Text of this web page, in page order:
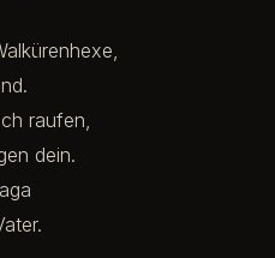
raufen,
dein.